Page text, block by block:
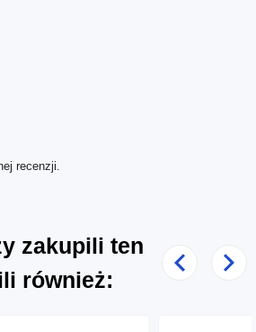
recenzji.
zakupili ten
również:
Poprzedni